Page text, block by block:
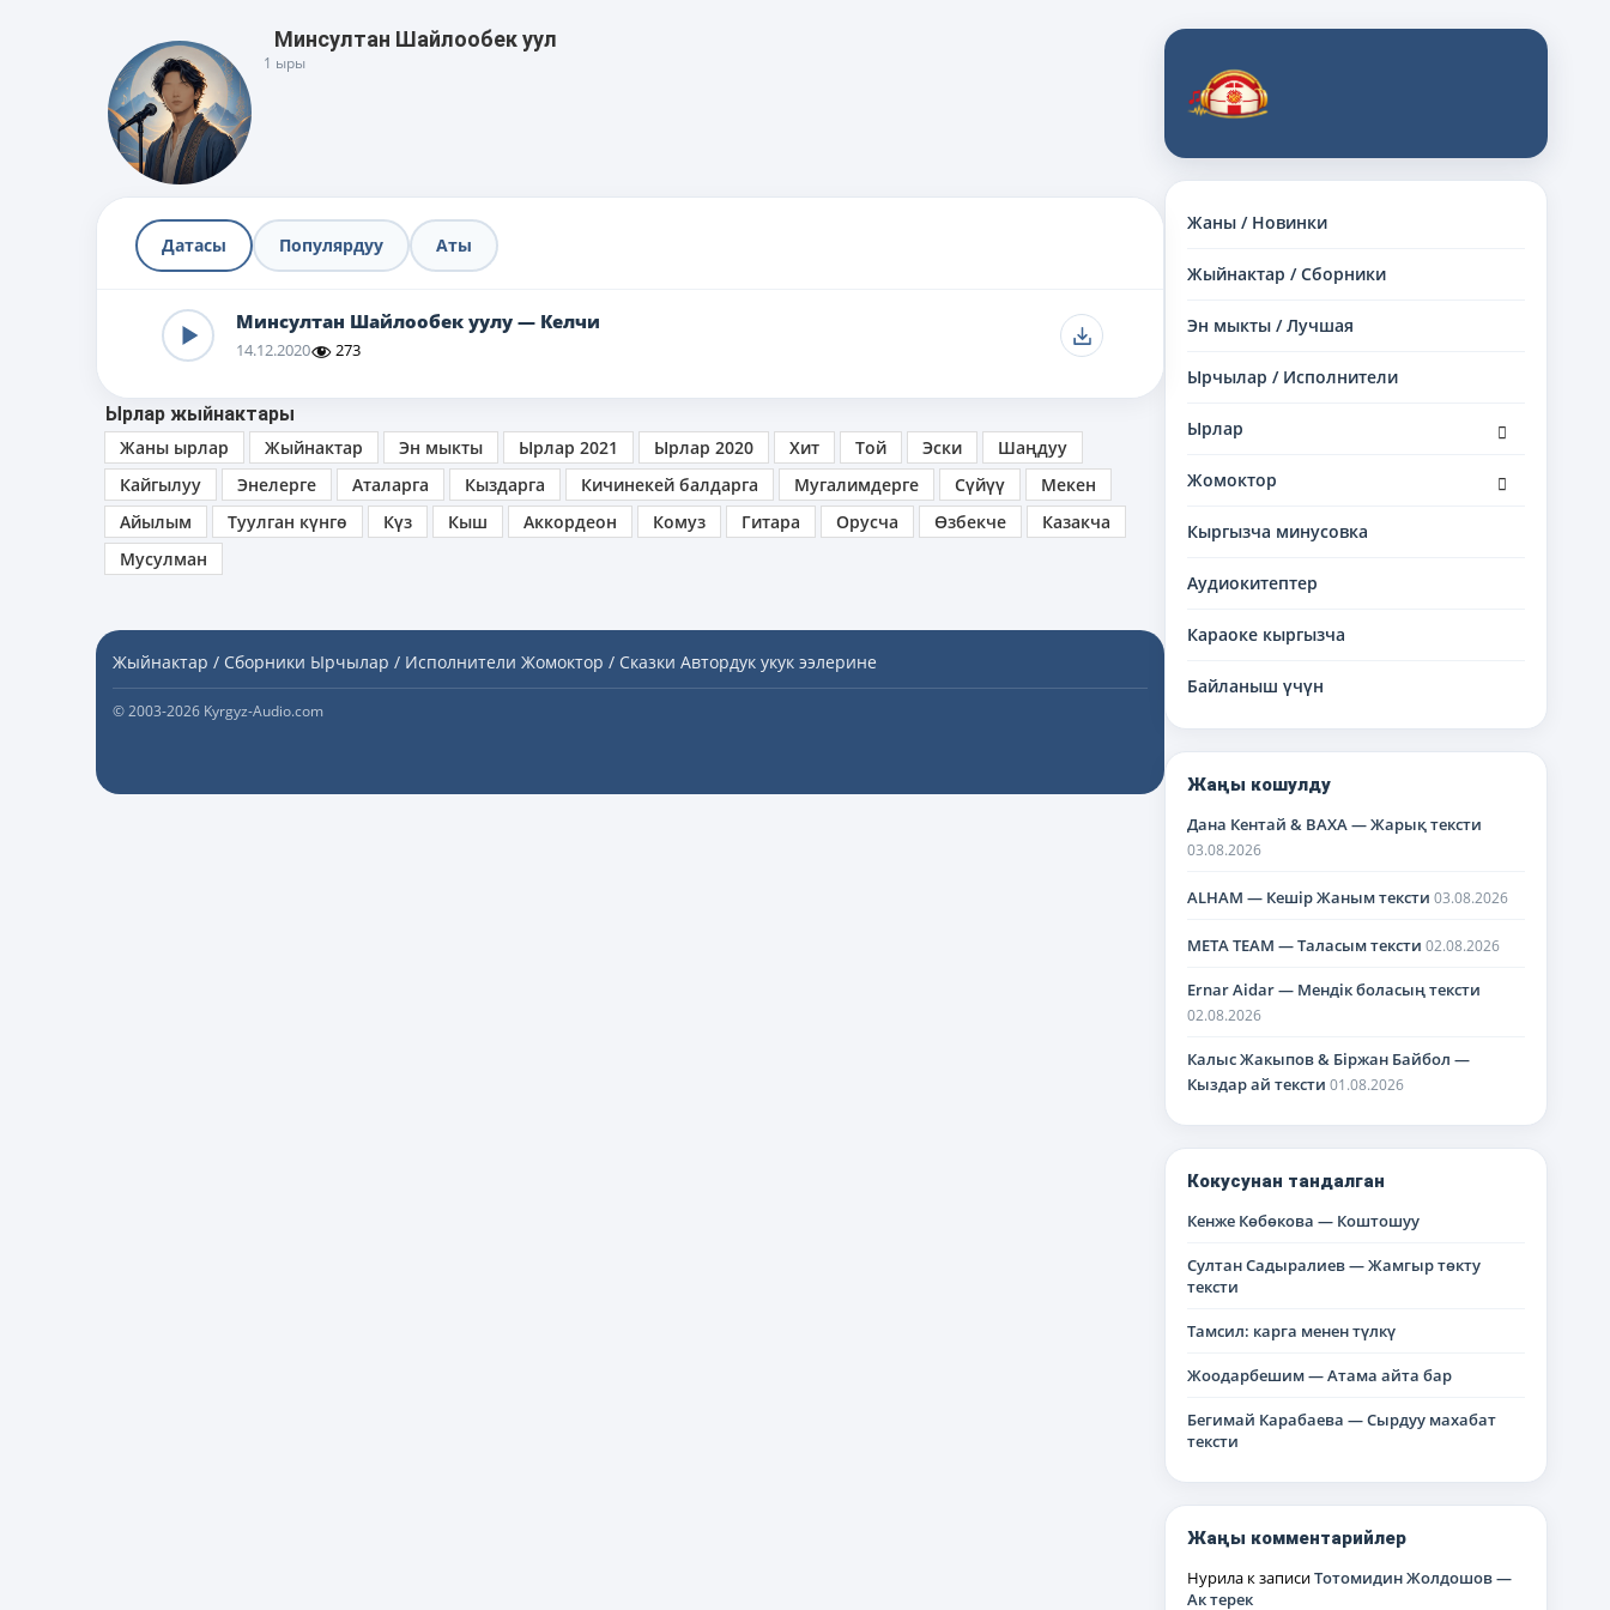
Жаны / Новинки
Жыйнактар / Сборники
Эн мыкты / Лучшая
Ырчылар / Исполнители
Ырлар
дочернее
Жомоктор
дочернее
Кыргызча минусовка
Аудиокитептер
Караоке кыргызча
Байланыш үчүн
Жаңы кошулду
Дана Кентай & BAXA — Жарық тексти
03.08.2026
ALHAM — Кешір Жаным тексти 03.08.2026
META TEAM — Таласым тексти 02.08.2026
Ernar Aidar — Мендік боласың тексти
02.08.2026
Калыс Жакыпов & Біржан Байбол —
Кыздар ай тексти 01.08.2026
Кокусунан тандалган
Кенже Көбөкова — Коштошуу
Султан Садыралиев — Жамгыр төкту
тексти
Тамсил: карга менен түлкү
Жоодарбешим — Атама айта бар
Бегимай Карабаева — Сырдуу махабат
тексти
Жаңы комментарийлер
Нурила к записиТотомидин Жолдошов —
Ак терек
Минсултан Шайлообек уул
1 ыры
Датасы Популярдуу Аты
Минсултан Шайлообек уулу — Келчи
14.12.2020 273
Ырлар жыйнактары
Жаны ырлар
Жыйнактар Эн мыкты Ырлар 2021 Ырлар 2020 Хит Той Эски
Шаңдуу
Кайгылуу
Энелерге Аталарга Кыздарга Кичинекей балдарга Мугалимдерге Сүйүү
Мекен
Айылым
Туулган күнгө Күз Кыш Аккордеон Комуз Гитара Орусча Өзбекче
Казакча
Мусулман
Жыйнактар / Сборники Ырчылар / Исполнители Жомоктор / Сказки Автордук укук ээлерине
© 2003-2026 Kyrgyz-Audio.com